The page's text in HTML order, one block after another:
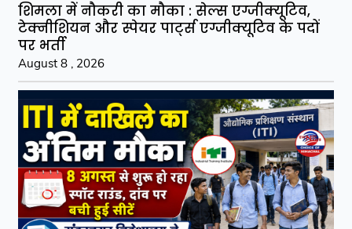
शिमला में नौकरी का मौका : सेल्स एग्जीक्यूटिव,
टेक्नीशियन और स्पेयर पार्ट्स एग्जीक्यूटिव के पदों
पर भर्ती
August 8 , 2026